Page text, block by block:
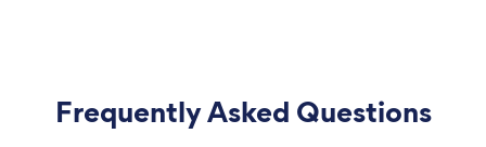
Frequently Asked Questions